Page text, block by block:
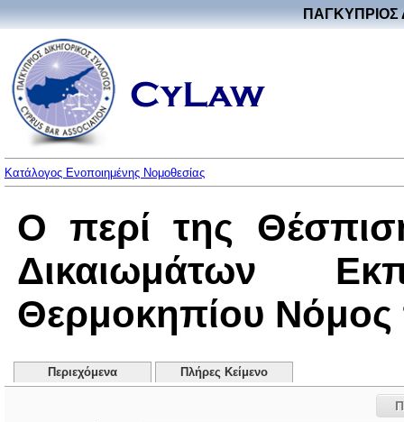
ΠΑΓΚΥΠΡΙΟΣ
Κατάλογος Ενοποιημένης Νομοθεσίας
Ο περί της
Δικαιωμάτων
Θερμοκηπίου Νόμος
Περιεχόμενα Πλήρες Κείμενο